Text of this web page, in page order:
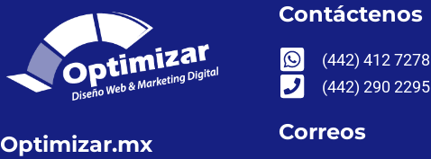
Optimizar.mx
Contáctenos
(442) 412 7278
(442) 290 2295
Correos